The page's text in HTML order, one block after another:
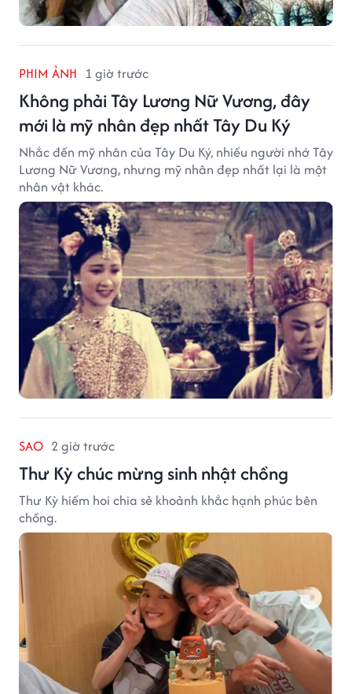
PHIM ẢNH 1 giờ trước
Không phải Tây Lương Nữ Vương, đây
mới là mỹ nhân đẹp nhất Tây Du Ký
Nhắc đến mỹ nhân của Tây Du Ký, nhiều người nhớ Tây
Lương Nữ Vương, nhưng mỹ nhân đẹp nhất lại là một
nhân vật khác.
SAO 2 giờ trước
Thư Kỳ chúc mừng sinh nhật chồng
Thư Kỳ hiếm hoi chia sẻ khoảnh khắc hạnh phúc bên
chồng.